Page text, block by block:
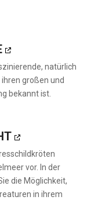
natürlich
großen und
bekannt ist.
vor. In der
die Möglichkeit,
in ihrem